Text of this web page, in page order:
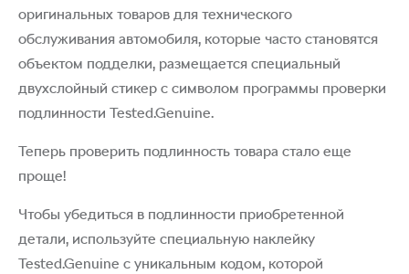
оригинальных товаров для технического
обслуживания автомобиля, которые часто становятся
объектом подделки, размещается специальный
двухслойный стикер с символом программы проверки
подлинности Tested.Genuine.
Теперь проверить подлинность товара стало еще
проще!
Чтобы убедиться в подлинности приобретенной
детали, используйте специальную наклейку
Tested.Genuine с уникальным кодом, которой